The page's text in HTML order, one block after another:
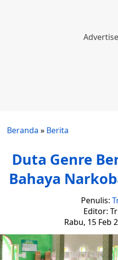
Beranda » Berita
Duta Genre
Bahaya
Penulis:
Editor:
Rabu, 15 Feb